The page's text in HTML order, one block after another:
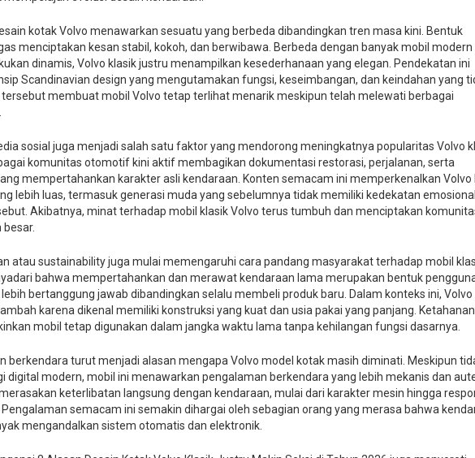
kotak Volvo menawarkan sesuatu yang berbeda dibandingkan tren masa kini. Bentuk
menciptakan kesan stabil, kokoh, dan berwibawa. Berbeda dengan banyak mobil modern
dinamis, Volvo klasik justru menampilkan kesederhanaan yang elegan. Pendekatan ini
Scandinavian design yang mengutamakan fungsi, keseimbangan, dan keindahan yang
tersebut membuat mobil Volvo tetap terlihat menarik meskipun telah melewati berbagai
sosial juga menjadi salah satu faktor yang mendorong meningkatnya popularitas Volvo
komunitas otomotif kini aktif membagikan dokumentasi restorasi, perjalanan, serta
mempertahankan karakter asli kendaraan. Konten semacam ini memperkenalkan Volvo
lebih luas, termasuk generasi muda yang sebelumnya tidak memiliki kedekatan emosional
Akibatnya, minat terhadap mobil klasik Volvo terus tumbuh dan menciptakan
atau sustainability juga mulai memengaruhi cara pandang masyarakat terhadap mobil
bahwa mempertahankan dan merawat kendaraan lama merupakan bentuk
bertanggung jawab dibandingkan selalu membeli produk baru. Dalam konteks ini, Volvo
karena dikenal memiliki konstruksi yang kuat dan usia pakai yang panjang. Ketahanan
mobil tetap digunakan dalam jangka waktu lama tanpa kehilangan fungsi dasarnya.
berkendara turut menjadi alasan mengapa Volvo model kotak masih diminati. Meskipun
digital modern, mobil ini menawarkan pengalaman berkendara yang lebih mekanis dan
keterlibatan langsung dengan kendaraan, mulai dari karakter mesin hingga
Pengalaman semacam ini semakin dihargai oleh sebagian orang yang merasa bahwa
mengandalkan sistem otomatis dan elektronik.